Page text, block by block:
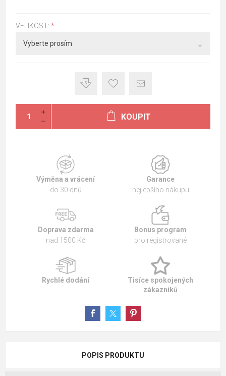
VELIKOST: *
KOUPIT
Výměna a vrácení
do 30 dnů
Garance
nejlepšího nákupu
Doprava zdarma
nad 1500 Kč
Bonus program
pro registrované
Rychlé dodání
Tisíce spokojených
zákazníků
POPIS PRODUKTU